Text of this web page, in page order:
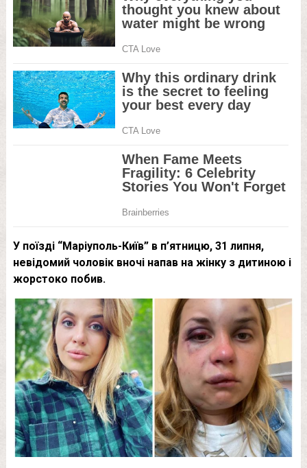
У поїзді “Маріуполь-Київ” в п’ятницю, 31 липня,
невідомий чоловік вночі напав на жінку з дитиною і
жорстоко побив.